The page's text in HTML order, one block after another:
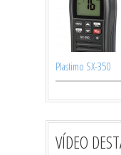
Plastimo SX-350
VÍDEO